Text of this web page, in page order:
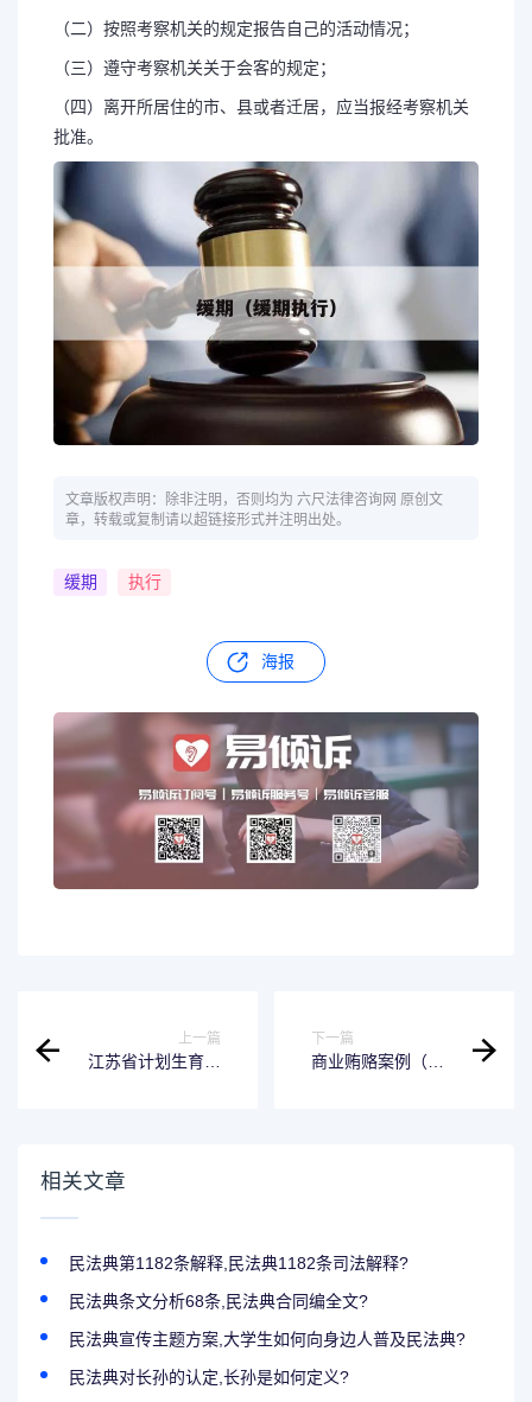
（二）按照考察机关的规定报告自己的活动情况；
（三）遵守考察机关关于会客的规定；
（四）离开所居住的市、县或者迁居，应当报经考察机关
批准。
文章版权声明：除非注明，否则均为 六尺法律咨询网 原创文
章，转载或复制请以超链接形式并注明出处。
缓期 执行
海报
上一篇
江苏省计划生育条
下一篇
商业贿赂案例（接
相关文章
民法典第1182条解释,民法典1182条司法解释?
民法典条文分析68条,民法典合同编全文?
民法典宣传主题方案,大学生如何向身边人普及民法典?
民法典对长孙的认定,长孙是如何定义?